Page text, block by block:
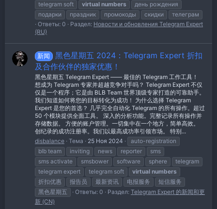
telegram soft
virtual numbers
день рождения
подарки
праздник промокоды скидки
телеграм
Ответы: 0
Раздел: Новости и обновления Telegram Expert
(RU)
新闻
黑色星期五 2024：Telegram Expert 折扣
及合作伙伴的独家优惠！
黑色星期五 Telegram Expert —— 最佳的 Telegram 工作工具！
想成为 Telegram 专家并超越竞争对手吗？ Telegram Expert 不仅
仅是一个程序；它是由 BLB Team 世界顶级专家打造的可靠助手。
我们知道如何将您的目标转化为成功！ 为什么选择 Telegram
Expert 是您的首选？ 几乎完全自动化 Telegram 的所有操作。超过
50 个模块提供全面工具。 深入的分析功能。完整记录所有操作并
存储数据。 方便的账户管理。一切集中在一个地方，简单高效。
创纪录的成功注册率。我们以最高成功率引领市场。 特别...
disbalance Тема 25 Ноя 2024
auto-registration
blb team
inviting news reporter
sms
sms activate
smsbower software sphere
telegram
telegram expert
telegram soft virtual numbers
折扣优惠
报告员 最新资讯 电报服务
短信服务
黑色星期五
Ответы: 0 Раздел: Telegram Expert 的新闻和更
新 (CN)